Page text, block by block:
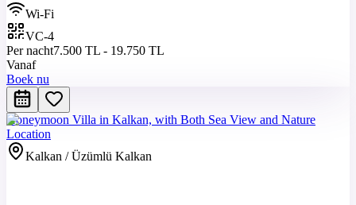
Wi-Fi
VC-4
Per nacht7.500 TL - 19.750 TL
Vanaf
Boek nu
Honeymoon Villa in Kalkan, with Both Sea View and Nature
Location
Kalkan / Üzümlü Kalkan